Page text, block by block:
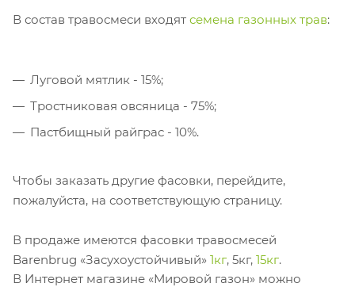
В состав травосмеси входят семена газонных трав:
Луговой мятлик - 15%;
Тростниковая овсяница - 75%;
Пастбищный райграс - 10%.
Чтобы заказать другие фасовки, перейдите,
пожалуйста, на соответствующую страницу.
В продаже имеются фасовки травосмесей
Barenbrug «Засухоустойчивый» 1кг, 5кг, 15кг.
В Интернет магазине «Мировой газон» можно